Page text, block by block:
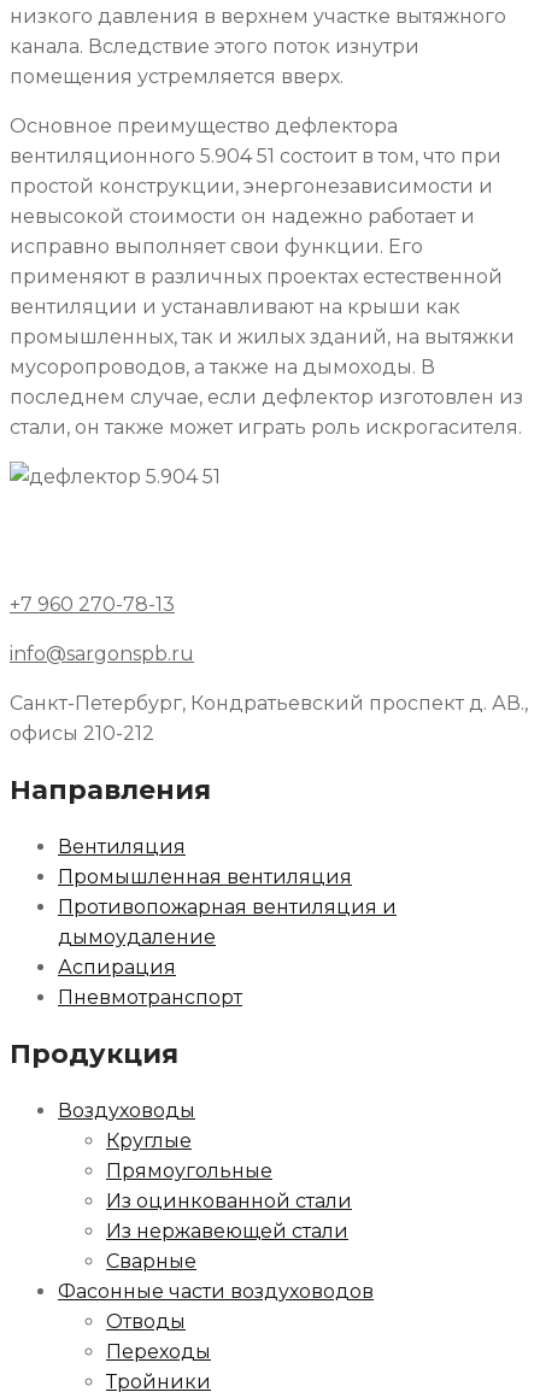
низкого давления в верхнем участке вытяжного
канала. Вследствие этого поток изнутри
помещения устремляется вверх.
Основное преимущество дефлектора
вентиляционного 5.904 51 состоит в том, что при
простой конструкции, энергонезависимости и
невысокой стоимости он надежно работает и
исправно выполняет свои функции. Его
применяют в различных проектах естественной
вентиляции и устанавливают на крыши как
промышленных, так и жилых зданий, на вытяжки
мусоропроводов, а также на дымоходы. В
последнем случае, если дефлектор изготовлен из
стали, он также может играть роль искрогасителя.
+7 960 270-78-13
info@sargonspb.ru
Санкт-Петербург, Кондратьевский проспект д. АВ.,
офисы 210-212
Направления
Вентиляция
Промышленная вентиляция
Противопожарная вентиляция и
дымоудаление
Аспирация
Пневмотранспорт
Продукция
Воздуховоды
Круглые
Прямоугольные
Из оцинкованной стали
Из нержавеющей стали
Сварные
Фасонные части воздуховодов
Отводы
Переходы
Тройники